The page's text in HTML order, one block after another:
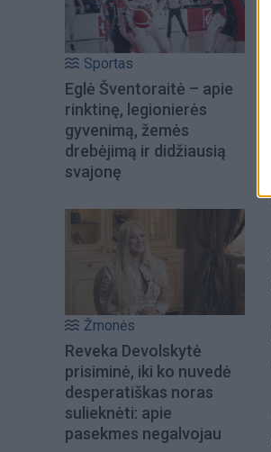
Sportas
Eglė Šventoraitė – apie
rinktinę, legionierės
gyvenimą, žemės
drebėjimą ir didžiausią
svajonę
Žmonės
Reveka Devolskytė
prisiminė, iki ko nuvedė
desperatiškas noras
sulieknėti: apie
pasekmes negalvojau